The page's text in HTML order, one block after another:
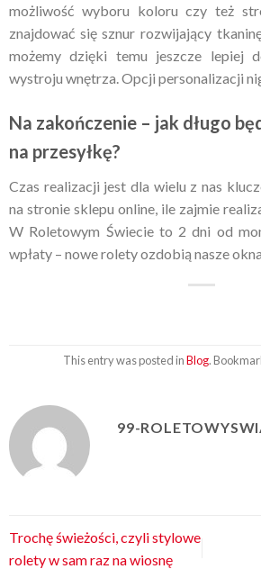
możliwość wyboru koloru czy też
znajdować się sznur rozwijający
możemy dzięki temu jeszcze lepiej
wystroju wnętrza. Opcji personalizacji
Na zakończenie – jak długo
na przesyłkę?
Czas realizacji jest dla wielu z nas
na stronie sklepu online, ile zajmie
W Roletowym Świecie to 2 dni od
wpłaty – nowe rolety ozdobią nasze
This entry was posted inBlog.
99-
Trochę świeżości, czyli stylowe
rolety w sam raz na wiosnę